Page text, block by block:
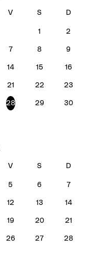
1 2
7 8 9
14 15 16
21 22 23
28 29 30
5 6 7
12 13 14
19 20 21
26 27 28